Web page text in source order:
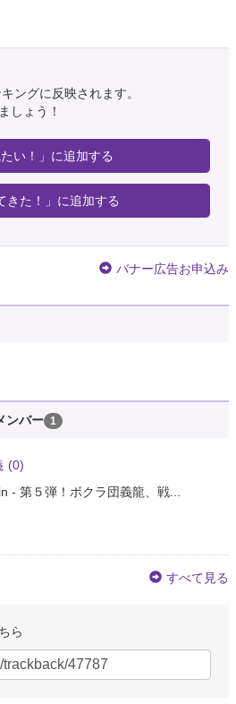
ングに反映されます。
しょう！
たい！」に追加する
きた！」に追加する
バナー広告お申込み
ンバー 1
(0)
- 第５弾！ボクラ団義龍、戦...
すべて見る
ら